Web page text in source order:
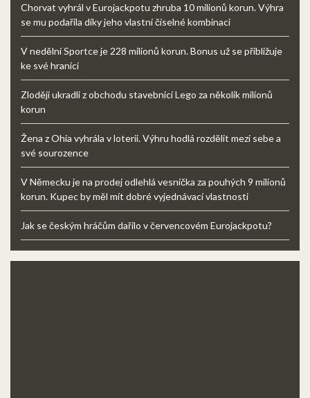
Chorvat vyhrál v Eurojackpotu zhruba 10 milionů korun. Výhra
se mu podařila díky jeho vlastní číselné kombinaci
V nedělní Sportce je 228 milionů korun. Bonus už se přibližuje
ke své hranici
Zloději ukradli z obchodu stavebnici Lego za několik milionů
korun
Žena z Ohia vyhrála v loterii. Výhru hodlá rozdělit mezi sebe a
své sourozence
V Německu je na prodej odlehlá vesnička za pouhých 9 milionů
korun. Kupec by měl mít dobré vyjednávací vlastnosti
Jak se českým hráčům dařilo v červencovém Eurojackpotu?